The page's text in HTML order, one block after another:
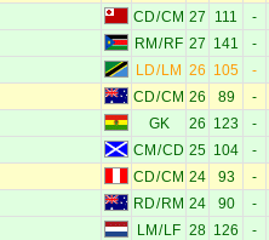
CD/CM 27 111 -
RM / RF 27 141 -
LD/ LM 26 105 -
CD/CM 26 89 -
GK 26 123 -
CM /CD 25 104 -
CD/CM 24 93 -
RD/ RM 24 90 -
LM / LF 28 126 -